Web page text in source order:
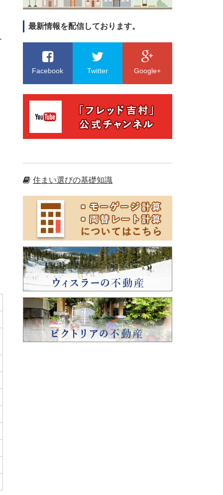
最新情報を配信しております。
Facebook Twitter Google+
住まい選びの基礎知識